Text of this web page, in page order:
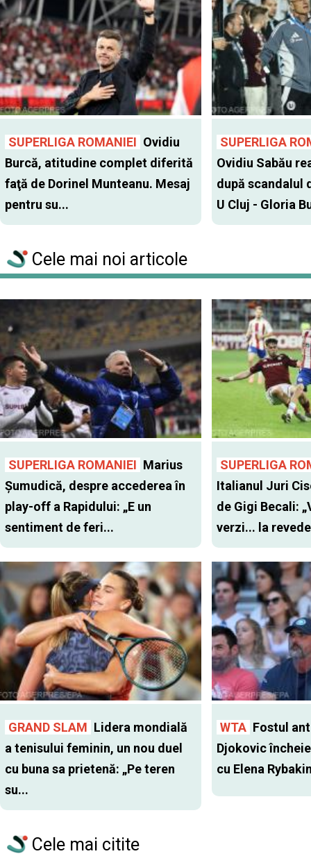
SUPERLIGA ROMANIEI Ovidiu
Burcă, atitudine complet diferită
faţă de Dorinel Munteanu. Mesaj
pentru su...
SUPERLIGA
Ovidiu Sabău
după scandalul
U Cluj - Gloria
Cele mai noi articole
SUPERLIGA ROMANIEI Marius
Șumudică, despre accederea în
play-off a Rapidului: „E un
sentiment de feri...
SUPERLIGA
Italianul Juri
de Gigi Becali:
verzi... la
GRAND SLAM Lidera mondială
a tenisului feminin, un nou duel
cu buna sa prietenă: „Pe teren
su...
WTA Fostul
Djokovic
cu Elena
Cele mai citite